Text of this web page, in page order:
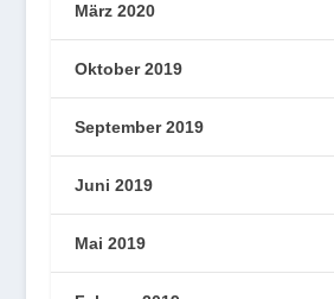
März 2020
Oktober 2019
September 2019
Juni 2019
Mai 2019